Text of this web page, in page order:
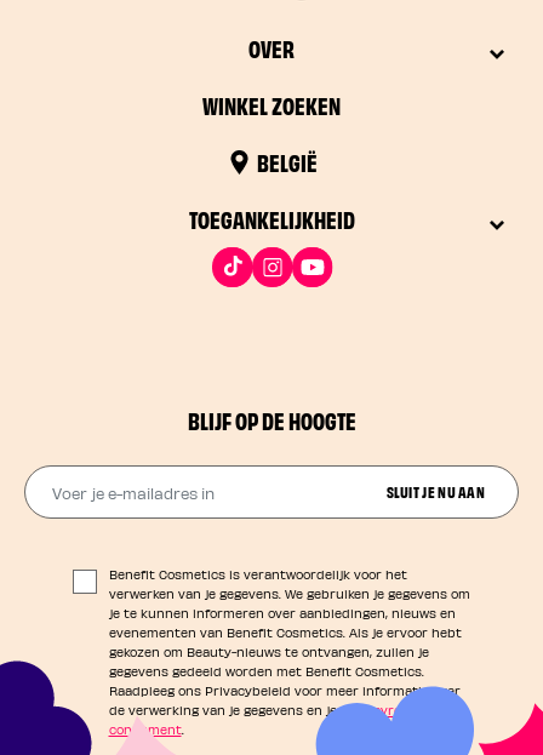
OVER
WINKEL ZOEKEN
BELGIË
TOEGANKELIJKHEID
BLIJF OP DE HOOGTE
Voer je e-mailadres in
SLUIT JE NU AAN
Benefit Cosmetics is verantwoordelijk voor het
verwerken van je gegevens. We gebruiken je gegevens om
je te kunnen informeren over aanbiedingen, nieuws en
evenementen van Benefit Cosmetics. Als je ervoor hebt
gekozen om Beauty-nieuws te ontvangen, zullen je
gegevens gedeeld worden met Benefit Cosmetics.
Raadpleeg ons Privacybeleid voor meer informatie over
de verwerking van je gegevens en jeprivacyrechten als
consument.